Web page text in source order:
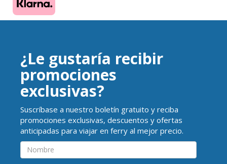
¿Le gustaría recibir
promociones
exclusivas?
Suscríbase a nuestro boletín gratuito y reciba
promociones exclusivas, descuentos y ofertas
anticipadas para viajar en ferry al mejor precio.